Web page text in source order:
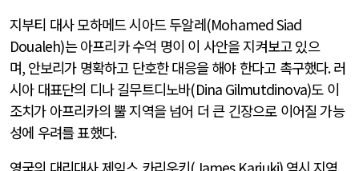
지부티 대사 모하메드 시아드 두알레(Mohamed Siad
Doualeh)는 아프리카 수억 명이 이 사안을 지켜보고 있으
며, 안보리가 명확하고 단호한 대응을 해야 한다고 촉구했다.러
시아 대표단의 디나 길무트디노바(Dina Gilmutdinova)도 이
조치가 아프리카의 뿔 지역을 넘어 더 큰 긴장으로 이어질 가능
성에 우려를 표했다.